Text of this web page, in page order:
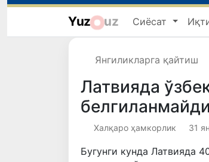
Польшадаги элчихона
Yuz uz Сиёсат
Янгиликларга қайтиш
Латвияда
белгиланмайди
Халқаро ҳамкорлик 31
Бугунги кунда Латвияда